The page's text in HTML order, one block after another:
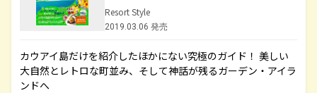
Resort Style
2019.03.06 発売
カウアイ島だけを紹介したほかにない究極のガイド！ 美しい
大自然とレトロな町並み、そして神話が残るガーデン・アイラ
ンドへ